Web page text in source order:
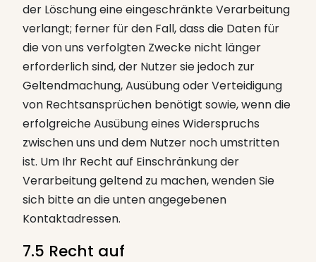
der Löschung eine eingeschränkte Verarbeitung
verlangt; ferner für den Fall, dass die Daten für
die von uns verfolgten Zwecke nicht länger
erforderlich sind, der Nutzer sie jedoch zur
Geltendmachung, Ausübung oder Verteidigung
von Rechtsansprüchen benötigt sowie, wenn die
erfolgreiche Ausübung eines Widerspruchs
zwischen uns und dem Nutzer noch umstritten
ist. Um Ihr Recht auf Einschränkung der
Verarbeitung geltend zu machen, wenden Sie
sich bitte an die unten angegebenen
Kontaktadressen.
7.5 Recht auf